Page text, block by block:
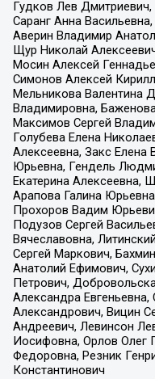
Гудков Лев
Саранг Анна
Аверин Владимир
Щур Николай
Мосин Алексей
Симонов Алексей
Мельникова Валентина
Владимировна,
Максимов Сергей
Голубева Елена
Алексеевна, Закс Елена
Юрьевна, Гендель
Екатерина Алексеевна,
Арапова Галина
Прохоров Вадим
Подузов Сергей
Вячеславовна,
Сергей Маркович,
Анатолий Ефимович,
Петрович,
Александра
Александрович, Вицин
Андреевич, Левинсон
Иосифовна, Орлов Олег
Федоровна, Резник
Константинович